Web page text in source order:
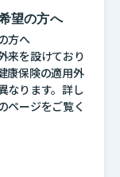
望の方へ
方へ
来を設けており
康保険の適用外
なります。詳し
ページをご覧く